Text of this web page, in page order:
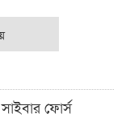
ফোর্স